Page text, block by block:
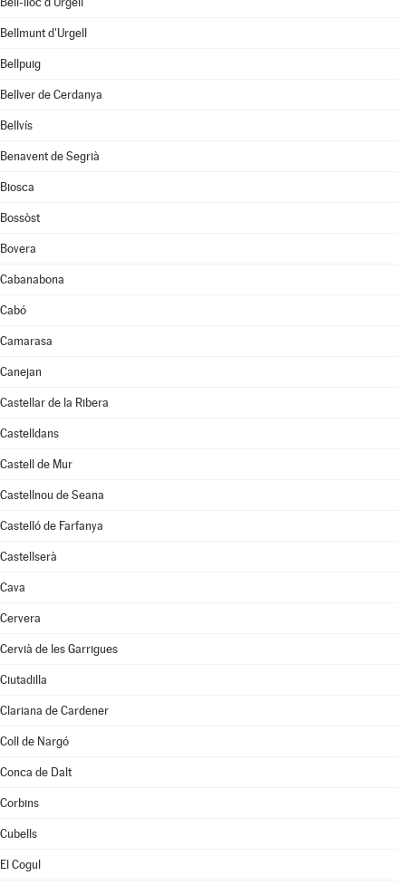
Bellmunt d'Urgell
Bellpuig
Bellver de Cerdanya
Bellvís
Benavent de Segrià
Biosca
Bossòst
Bovera
Cabanabona
Cabó
Camarasa
Canejan
Castellar de la Ribera
Castelldans
Castell de Mur
Castellnou de Seana
Castelló de Farfanya
Castellserà
Cava
Cervera
Cervià de les Garrigues
Ciutadilla
Clariana de Cardener
Coll de Nargó
Conca de Dalt
Corbins
Cubells
El Cogul